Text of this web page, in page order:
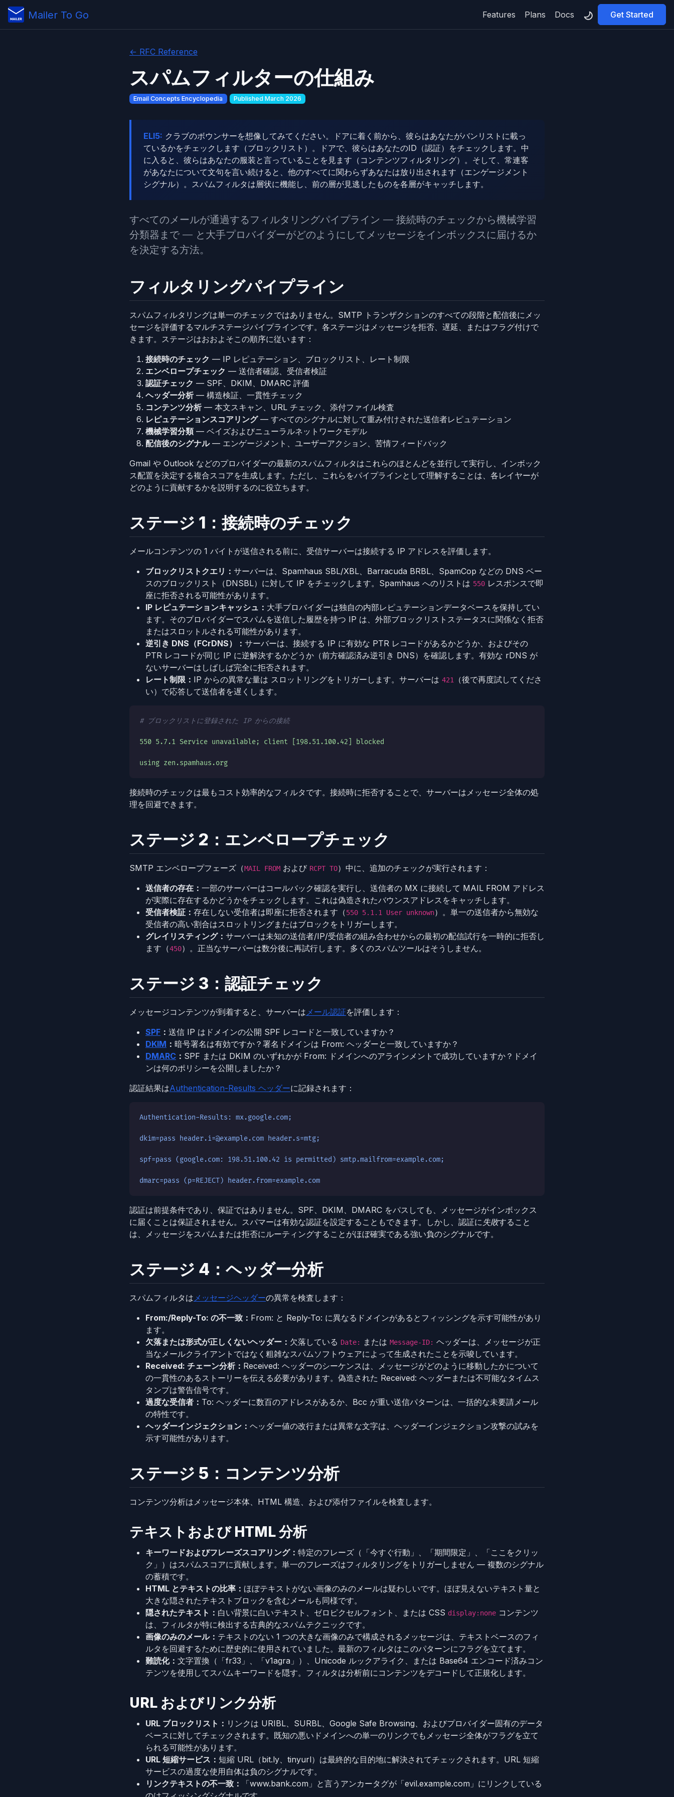
Mailer To Go Features Plans Docs Get Started
← RFC Reference
スパムフィルターの仕組み
Email Concepts Encyclopedia Published March 2026
ELI5: クラブのボウンサーを想像してみてください。ドアに着く前から、彼らはあなたがバンリストに載っ
ているかをチェックします（ブロックリスト）。ドアで、彼らはあなたのID（認証）をチェックします。中
に入ると、彼らはあなたの服装と言っていることを見ます（コンテンツフィルタリング）。そして、常連客
があなたについて文句を言い続けると、他のすべてに関わらずあなたは放り出されます（エンゲージメント
シグナル）。スパムフィルタは層状に機能し、前の層が見逃したものを各層がキャッチします。
すべてのメールが通過するフィルタリングパイプライン — 接続時のチェックから機械学習
分類器まで — と大手プロバイダーがどのようにしてメッセージをインボックスに届けるか
を決定する方法。
フィルタリングパイプライン
スパムフィルタリングは単一のチェックではありません。SMTP トランザクションのすべての段階と配信後にメッ
セージを評価するマルチステージパイプラインです。各ステージはメッセージを拒否、遅延、またはフラグ付けで
きます。ステージはおおよそこの順序に従います：
接続時のチェック — IP レピュテーション、ブロックリスト、レート制限
エンベロープチェック — 送信者確認、受信者検証
認証チェック — SPF、DKIM、DMARC 評価
ヘッダー分析— 構造検証、一貫性チェック
コンテンツ分析— 本文スキャン、URL チェック、添付ファイル検査
レピュテーションスコアリング— すべてのシグナルに対して重み付けされた送信者レピュテーション
機械学習分類— ベイズおよびニューラルネットワークモデル
配信後のシグナル— エンゲージメント、ユーザーアクション、苦情フィードバック
Gmail や Outlook などのプロバイダーの最新のスパムフィルタはこれらのほとんどを並行して実行し、インボック
ス配置を決定する複合スコアを生成します。ただし、これらをパイプラインとして理解することは、各レイヤーが
どのように貢献するかを説明するのに役立ちます。
ステージ 1：接続時のチェック
メールコンテンツの 1 バイトが送信される前に、受信サーバーは接続する IP アドレスを評価します。
ブロックリストクエリ： サーバーは、Spamhaus SBL/XBL、Barracuda BRBL、SpamCop などの DNS ベー
スのブロックリスト（DNSBL）に対して IP をチェックします。Spamhaus へのリストは 550 レスポンスで即
座に拒否される可能性があります。
IP レピュテーションキャッシュ： 大手プロバイダーは独自の内部レピュテーションデータベースを保持してい
ます。そのプロバイダーでスパムを送信した履歴を持つ IP は、外部ブロックリストステータスに関係なく拒否
またはスロットルされる可能性があります。
逆引き DNS（FCrDNS）： サーバーは、接続する IP に有効な PTR レコードがあるかどうか、およびその
PTR レコードが同じ IP に逆解決するかどうか（前方確認済み逆引き DNS）を確認します。有効な rDNS が
ないサーバーはしばしば完全に拒否されます。
レート制限： IP からの異常な量は スロットリングをトリガーします。サーバーは 421
（後で再度試してくださ
い）で応答して送信者を遅くします。
# ブロックリストに登録された IP からの接続
550 5.7.1 Service unavailable; client [198.51.100.42] blocked
using zen.spamhaus.org
接続時のチェックは最もコスト効率的なフィルタです。接続時に拒否することで、サーバーはメッセージ全体の処
理を回避できます。
ステージ 2：エンベロープチェック
SMTP エンベロープフェーズ（MAIL FROM および RCPT TO）中に、追加のチェックが実行されます：
送信者の存在： 一部のサーバーはコールバック確認を実行し、送信者の MX に接続して MAIL FROM アドレス
が実際に存在するかどうかをチェックします。これは偽造されたバウンスアドレスをキャッチします。
受信者検証： 存在しない受信者は即座に拒否されます（550 5.1.1 User unknown）。単一の送信者から無効な
受信者の高い割合はスロットリングまたはブロックをトリガーします。
グレイリスティング： サーバーは未知の送信者/IP/受信者の組み合わせからの最初の配信試行を一時的に拒否し
ます（450）。正当なサーバーは数分後に再試行します。多くのスパムツールはそうしません。
ステージ 3：認証チェック
メッセージコンテンツが到着すると、サーバーはメール認証を評価します：
SPF ： 送信 IP はドメインの公開 SPF レコードと一致していますか？
DKIM ： 暗号署名は有効ですか？署名ドメインは From: ヘッダーと一致していますか？
DMARC ： SPF または DKIM のいずれかが From: ドメインへのアラインメントで成功していますか？ドメイ
ンは何のポリシーを公開しましたか？
認証結果はAuthentication-Results ヘッダーに記録されます：
Authentication-Results: mx.google.com;
dkim=pass header.i=@example.com header.s=mtg;
spf=pass (google.com: 198.51.100.42 is permitted) smtp.mailfrom=example.com;
dmarc=pass (p=REJECT) header.from=example.com
認証は前提条件であり、保証ではありません。SPF、DKIM、DMARC をパスしても、メッセージがインボックス
に届くことは保証されません。スパマーは有効な認証を設定することもできます。しかし、認証に失敗すること
は、メッセージをスパムまたは拒否にルーティングすることがほぼ確実である強い負のシグナルです。
ステージ 4：ヘッダー分析
スパムフィルタはメッセージヘッダーの異常を検査します：
From:/Reply-To: の不一致： From: と Reply-To: に異なるドメインがあるとフィッシングを示す可能性があり
ます。
欠落または形式が正しくないヘッダー： 欠落している Date: または Message-ID: ヘッダーは、メッセージが正
当なメールクライアントではなく粗雑なスパムソフトウェアによって生成されたことを示唆しています。
Received: チェーン分析： Received: ヘッダーのシーケンスは、メッセージがどのように移動したかについて
の一貫性のあるストーリーを伝える必要があります。偽造された Received: ヘッダーまたは不可能なタイムス
タンプは警告信号です。
過度な受信者： To: ヘッダーに数百のアドレスがあるか、Bcc が重い送信パターンは、一括的な未要請メール
の特性です。
ヘッダーインジェクション： ヘッダー値の改行または異常な文字は、ヘッダーインジェクション攻撃の試みを
示す可能性があります。
ステージ 5：コンテンツ分析
コンテンツ分析はメッセージ本体、HTML 構造、および添付ファイルを検査します。
テキストおよび HTML 分析
キーワードおよびフレーズスコアリング： 特定のフレーズ（「今すぐ行動」、「期間限定」、「ここをクリッ
ク」）はスパムスコアに貢献します。単一のフレーズはフィルタリングをトリガーしません — 複数のシグナル
の蓄積です。
HTML とテキストの比率： ほぼテキストがない画像のみのメールは疑わしいです。ほぼ見えないテキスト量と
大きな隠されたテキストブロックを含むメールも同様です。
隠されたテキスト： 白い背景に白いテキスト、ゼロピクセルフォント、または CSS display:none コンテンツ
は、フィルタが特に検出する古典的なスパムテクニックです。
画像のみのメール： テキストのない 1 つの大きな画像のみで構成されるメッセージは、テキストベースのフィ
ルタを回避するために歴史的に使用されていました。最新のフィルタはこのパターンにフラグを立てます。
難読化： 文字置換（「fr33」、「v1agra」）、Unicode ルックアライク、または Base64 エンコード済みコン
テンツを使用してスパムキーワードを隠す。フィルタは分析前にコンテンツをデコードして正規化します。
URL およびリンク分析
URL ブロックリスト： リンクは URIBL、SURBL、Google Safe Browsing、およびプロバイダー固有のデータ
ベースに対してチェックされます。既知の悪いドメインへの単一のリンクでもメッセージ全体がフラグを立て
られる可能性があります。
URL 短縮サービス： 短縮 URL（bit.ly、tinyurl）は最終的な目的地に解決されてチェックされます。URL 短縮
サービスの過度な使用自体は負のシグナルです。
リンクテキストの不一致：
「www.bank.com」と言うアンカータグが「evil.example.com」にリンクしている